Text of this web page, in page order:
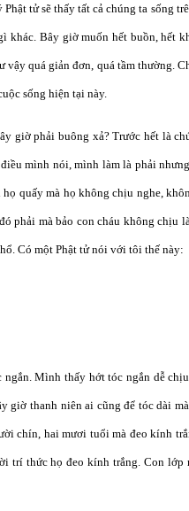
tử sẽ thấy tất cả chúng ta sống
khác. Bây giờ muốn hết buồn, hết
quá giản đơn, quá tầm thường.
sống hiện tại này.
giờ phải buông xả? Trước hết là
mình nói, mình làm là phải
quấy mà họ không chịu nghe,
phải mà bảo con cháu không chịu
Có một Phật tử nói với tôi thế này:
Mình thấy hớt tóc ngắn dễ
giờ thanh niên ai cũng để tóc dài
chín, hai mươi tuổi mà đeo kính
trí thức họ đeo kính trắng. Con